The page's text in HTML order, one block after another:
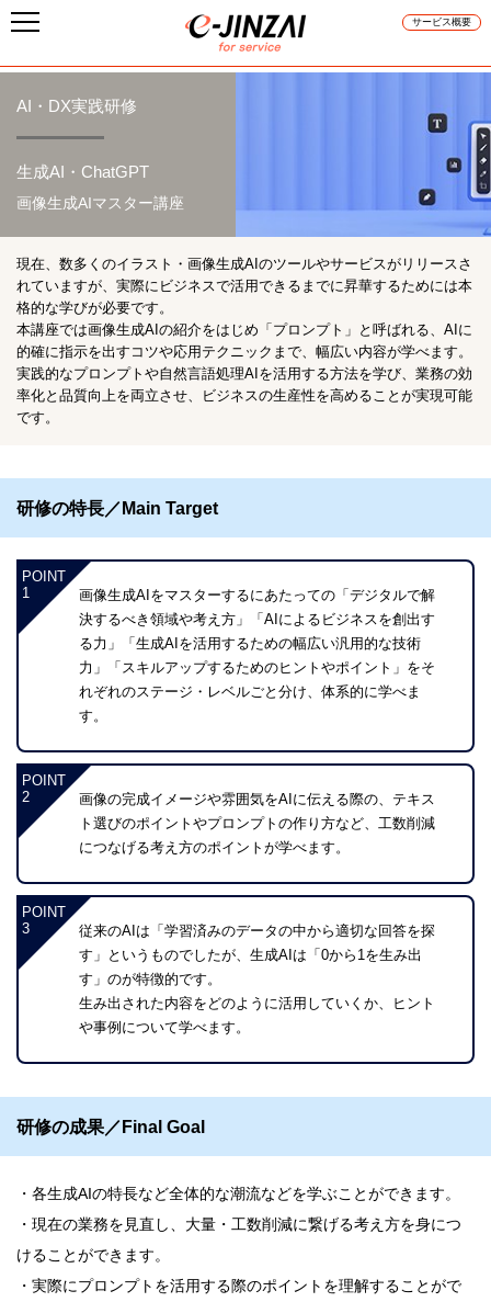
サービス概要
AI・DX実践研修
生成AI・ChatGPT
画像生成AIマスター講座
現在、数多くのイラスト・画像生成AIのツールやサービスがリリースさ
れていますが、実際にビジネスで活用できるまでに昇華するためには本
格的な学びが必要です。
本講座では画像生成AIの紹介をはじめ「プロンプト」と呼ばれる、AIに
的確に指示を出すコツや応用テクニックまで、幅広い内容が学べます。
実践的なプロンプトや自然言語処理AIを活用する方法を学び、業務の効
率化と品質向上を両立させ、ビジネスの生産性を高めることが実現可能
です。
研修の特長／Main Target
POINT
1
画像生成AIをマスターするにあたっての「デジタルで解
決するべき領域や考え方」「AIによるビジネスを創出す
る力」「生成AIを活用するための幅広い汎用的な技術
力」「スキルアップするためのヒントやポイント」をそ
れぞれのステージ・レベルごと分け、体系的に学べま
す。
POINT
2
画像の完成イメージや雰囲気をAIに伝える際の、テキス
ト選びのポイントやプロンプトの作り方など、工数削減
につなげる考え方のポイントが学べます。
POINT
3
従来のAIは「学習済みのデータの中から適切な回答を探
す」というものでしたが、生成AIは「0から1を生み出
す」のが特徴的です。
生み出された内容をどのように活用していくか、ヒント
や事例について学べます。
研修の成果／Final Goal
各生成AIの特長など全体的な潮流などを学ぶことができます。
現在の業務を見直し、大量・工数削減に繋げる考え方を身につ
けることができます。
実際にプロンプトを活用する際のポイントを理解することがで